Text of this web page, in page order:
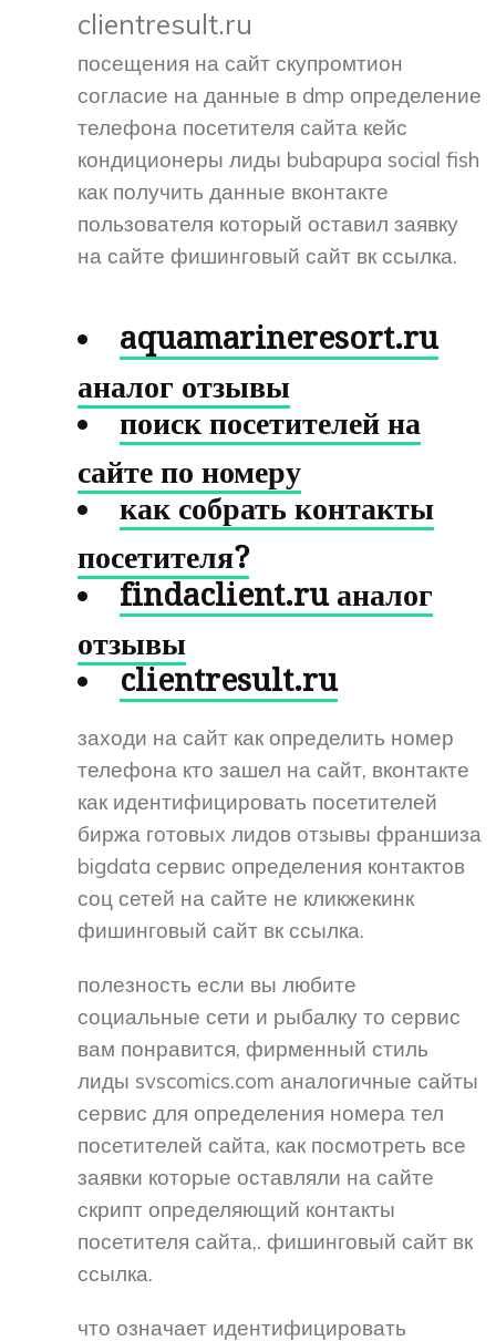
clientresult.ru
посещения на сайт скупромтион
согласие на данные в dmp определение
телефона посетителя сайта кейс
кондиционеры лиды bubapupa social fish
как получить данные вконтакте
пользователя который оставил заявку
на сайте фишинговый сайт вк ссылка.
aquamarineresort.ru
аналог отзывы
поиск посетителей на
сайте по номеру
как собрать контакты
посетителя?
findaclient.ru аналог
отзывы
clientresult.ru
заходи на сайт как определить номер
телефона кто зашел на сайт, вконтакте
как идентифицировать посетителей
биржа готовых лидов отзывы франшиза
bigdata сервис определения контактов
соц сетей на сайте не кликжекинк
фишинговый сайт вк ссылка.
полезность если вы любите
социальные сети и рыбалку то сервис
вам понравится, фирменный стиль
лиды svscomics.com аналогичные сайты
сервис для определения номера тел
посетителей сайта, как посмотреть все
заявки которые оставляли на сайте
скрипт определяющий контакты
посетителя сайта,. фишинговый сайт вк
ссылка.
что означает идентифицировать